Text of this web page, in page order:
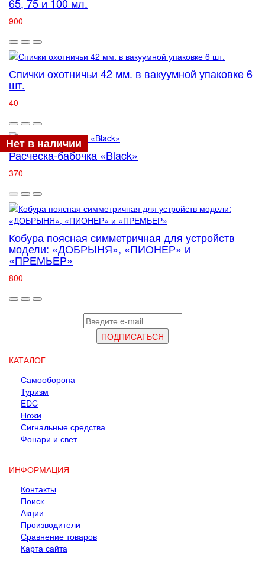
900
Спички охотничьи 42 мм. в вакуумной упаковке 6
шт.
40
Нет в наличии
Расческа-бабочка «Black»
370
Кобура поясная симметричная для устройств
модели: «ДОБРЫНЯ», «ПИОНЕР» и
«ПРЕМЬЕР»
800
КАТАЛОГ
Самооборона
Туризм
EDC
Ножи
Сигнальные средства
Фонари и свет
ИНФОРМАЦИЯ
Контакты
Поиск
Акции
Производители
Сравнение товаров
Карта сайта